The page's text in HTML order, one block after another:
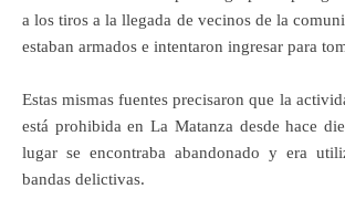
a los tiros a la llegada de vecinos de la
estaban armados e intentaron ingresar para
Estas mismas fuentes precisaron que la
está prohibida en La Matanza desde hace
lugar se encontraba abandonado y era
bandas delictivas.